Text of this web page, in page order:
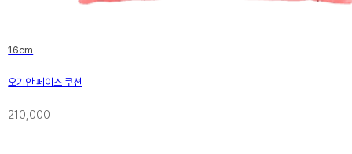
16cm
오기안 페이스 쿠션
210,000